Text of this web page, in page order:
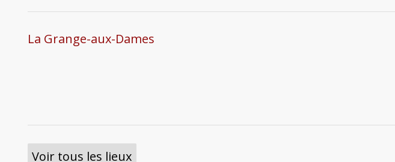
La Grange-aux-Dames
Voir tous les lieux